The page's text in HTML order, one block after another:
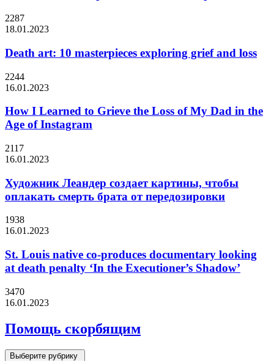
2287
18.01.2023
Death art: 10 masterpieces exploring grief and loss
2244
16.01.2023
How I Learned to Grieve the Loss of My Dad in the
Age of Instagram
2117
16.01.2023
Художник Леандер создает картины, чтобы
оплакать смерть брата от передозировки
1938
16.01.2023
St. Louis native co-produces documentary looking
at death penalty ‘In the Executioner’s Shadow’
3470
16.01.2023
Помощь скорбящим
Выберите рубрику